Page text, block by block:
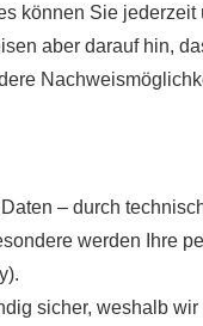
können Sie
aber darauf hin,
– durch
werden Ihre
sicher, weshalb